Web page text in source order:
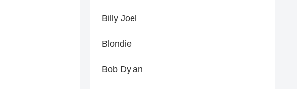
Billy Joel
Blondie
Bob Dylan